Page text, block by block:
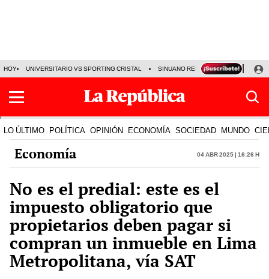
HOY UNIVERSITARIO VS SPORTING CRISTAL SINUANO RESULTADOS HOY
LO ÚLTIMO POLÍTICA OPINIÓN ECONOMÍA SOCIEDAD MUNDO
Economía 04 Abr 2025 | 16:26 h
No es el predial: este es el
impuesto obligatorio que
propietarios deben pagar si
compran un inmueble en Lima
Metropolitana, vía SAT